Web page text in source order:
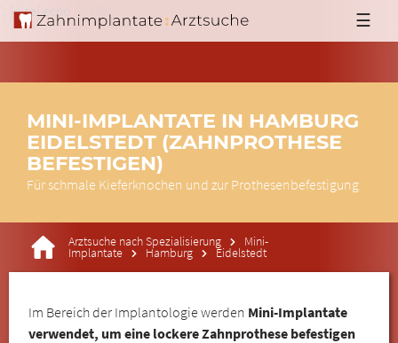
'; }else{ echo ' '; } ?> ☰
MINI-IMPLANTATE IN HAMBURG
EIDELSTEDT (ZAHNPROTHESE
BEFESTIGEN)
Für schmale Kieferknochen und zur Prothesenbefestigung
Arztsuche nach Spezialisierung Mini-
Implantate Hamburg Eidelstedt
Im Bereich der Implantologie werden Mini-Implantate
verwendet, um eine lockere Zahnprothese befestigen